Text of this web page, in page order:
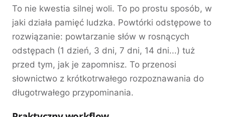
To nie kwestia silnej woli. To po prostu sposób, w
jaki działa pamięć ludzka. Powtórki odstępowe to
rozwiązanie: powtarzanie słów w rosnących
odstępach (1 dzień, 3 dni, 7 dni, 14 dni...) tuż
przed tym, jak je zapomnisz. To przenosi
słownictwo z krótkotrwałego rozpoznawania do
długotrwałego przypominania.